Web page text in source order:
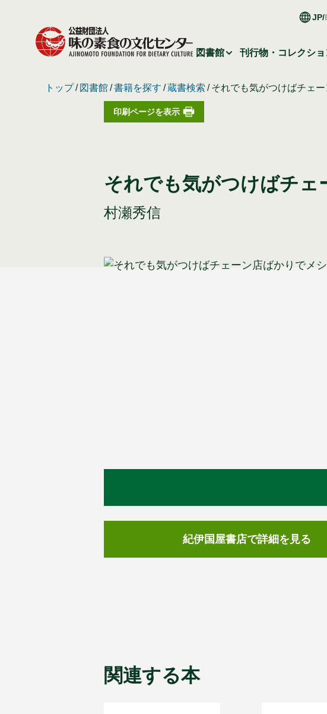
JP
図書館 刊行物・コレクショ
トップ 図書館 書籍を探す 蔵書検索 それでも気がつけばチェ
印刷ページを表示
それでも気がつけばチ
村瀬秀信
紀伊国屋書店で詳細を見る
関連する本